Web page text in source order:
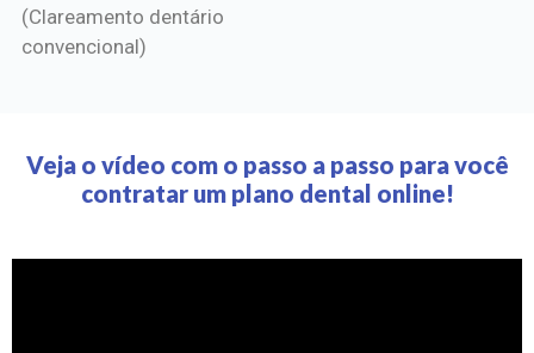
(Clareamento dentário
convencional)
Veja o vídeo com o passo a passo para você
contratar um plano dental online!